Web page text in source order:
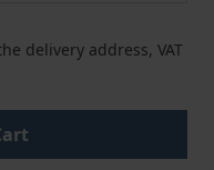
delivery address, VAT